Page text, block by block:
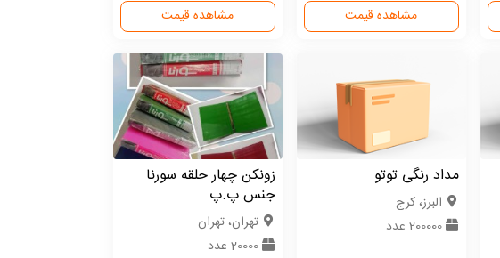
مشاهده قیمت مشاهده قیمت
مداد رنگی توتو
البرز، کرج
200000 عدد
زونکن چهار حلقه سورنا
جنس پ.پ
تهران، تهران
20000 عدد